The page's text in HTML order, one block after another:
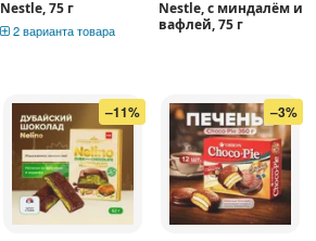
Nestle, 75 г
2 варианта товара
Nestle, с миндалём и
вафлей, 75 г
–11% –3%